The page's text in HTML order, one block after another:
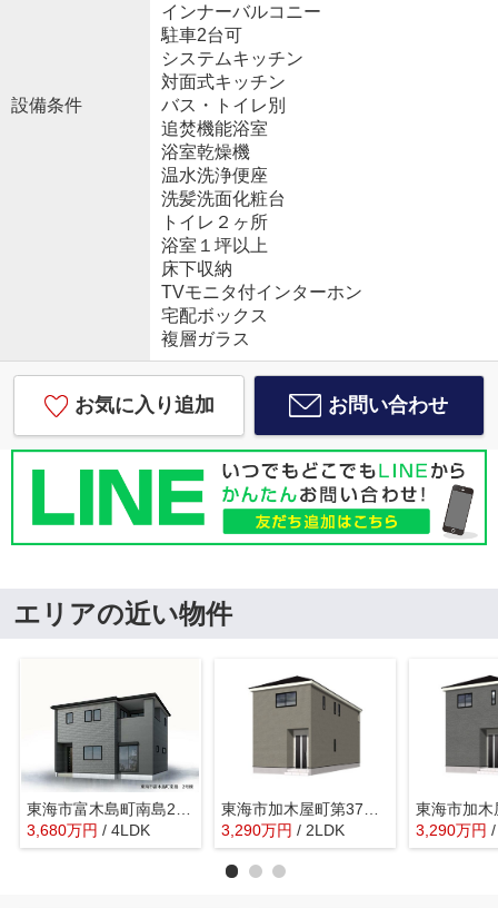
設備条件
インナーバルコニー
駐車2台可
システムキッチン
対面式キッチン
バス・トイレ別
追焚機能浴室
浴室乾燥機
温水洗浄便座
洗髪洗面化粧台
トイレ２ヶ所
浴室１坪以上
床下収納
TVモニタ付インターホン
宅配ボックス
複層ガラス
お気に入り追加 お問い合わせ
エリアの近い物件
3,680万円 / 4LDK
3,290万円 / 2LDK 3,290万円